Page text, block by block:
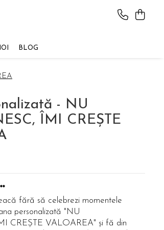
BLOG
- NU
ÎMI CREȘTE
fără să celebrezi momentele
personalizată "NU
CREȘTE VALOAREA" și fă din